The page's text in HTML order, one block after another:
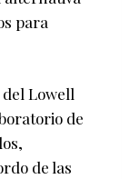
para
del Lowell
de
de las